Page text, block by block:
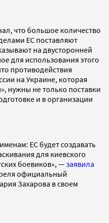
что большое количество
ЕС поставляют
на двусторонней
для использования этого
противодействия
на Украине, которая
нужны не только поставки
и в организации
ЕС будет создавать
для киевского
боевиков», —заявила
официальный
Захарова в своем